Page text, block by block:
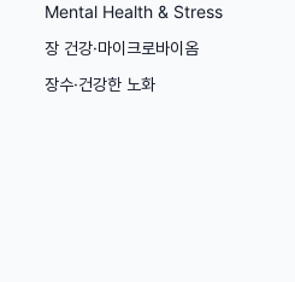
Mental Health & Stress
장 건강·마이크로바이옴
장수·건강한 노화